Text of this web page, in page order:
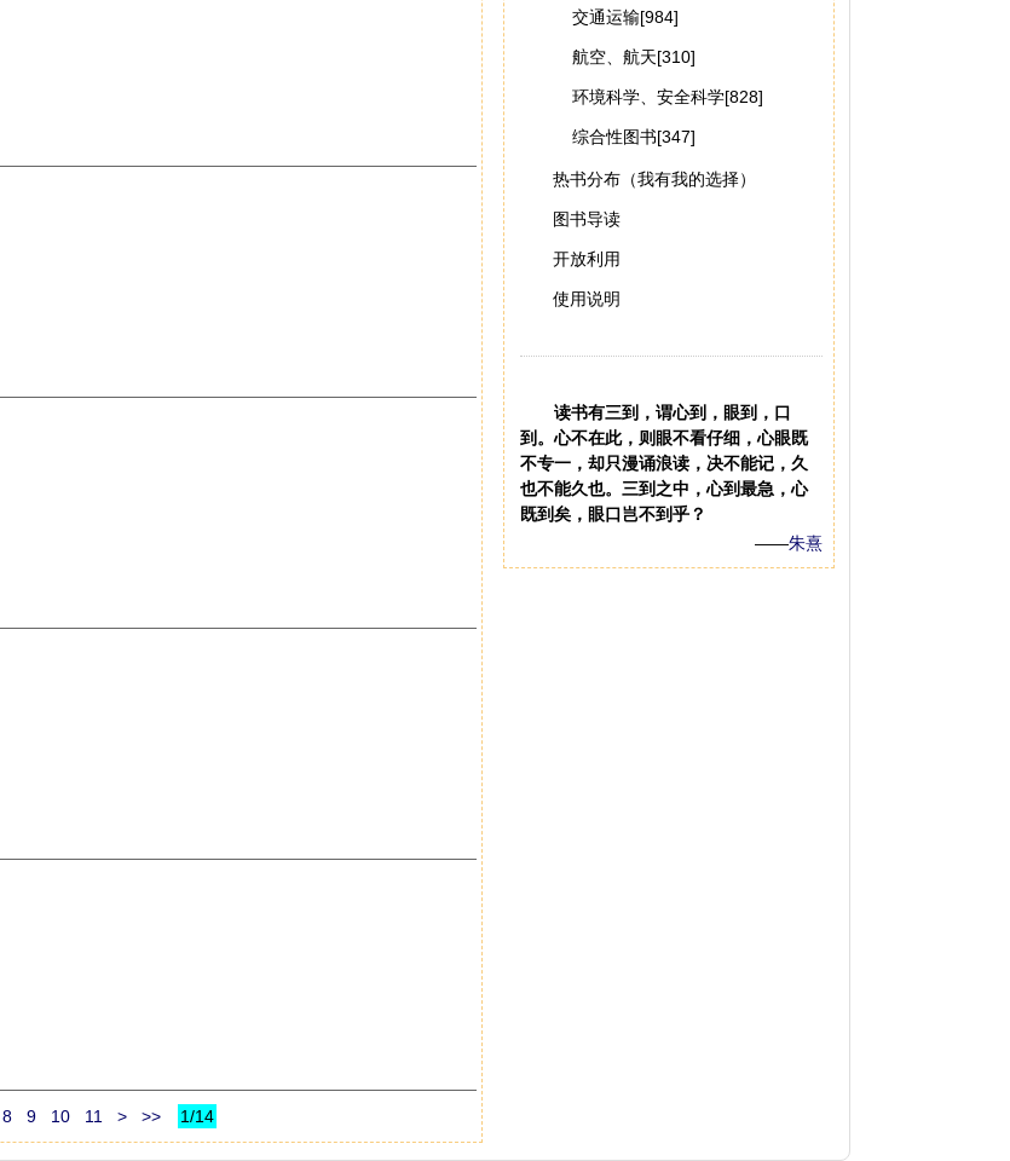
8 9 10 11 > >> 1/14
交通运输[984]
航空、航天[310]
环境科学、安全科学[828]
综合性图书[347]
热书分布（我有我的选择）
图书导读
开放利用
使用说明
读书有三到，谓心到，眼到，口
到。心不在此，则眼不看仔细，心眼既
不专一，却只漫诵浪读，决不能记，久
也不能久也。三到之中，心到最急，心
既到矣，眼口岂不到乎？
——朱熹